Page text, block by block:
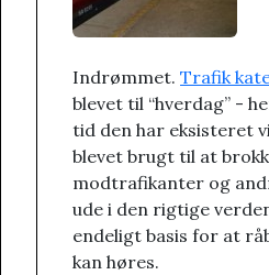
Indrømmet. Trafik
blevet til “hverdag” -
tid den har eksisteret
blevet brugt til at
modtrafikanter og
ude i den rigtige
endeligt basis for at
kan høres.